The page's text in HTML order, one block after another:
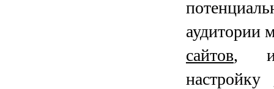
аудитории
сайтов,
настройку